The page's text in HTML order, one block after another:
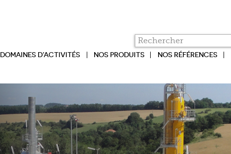
DOMAINES D’ACTIVITÉS NOS PRODUITS NOS RÉFÉRENCES